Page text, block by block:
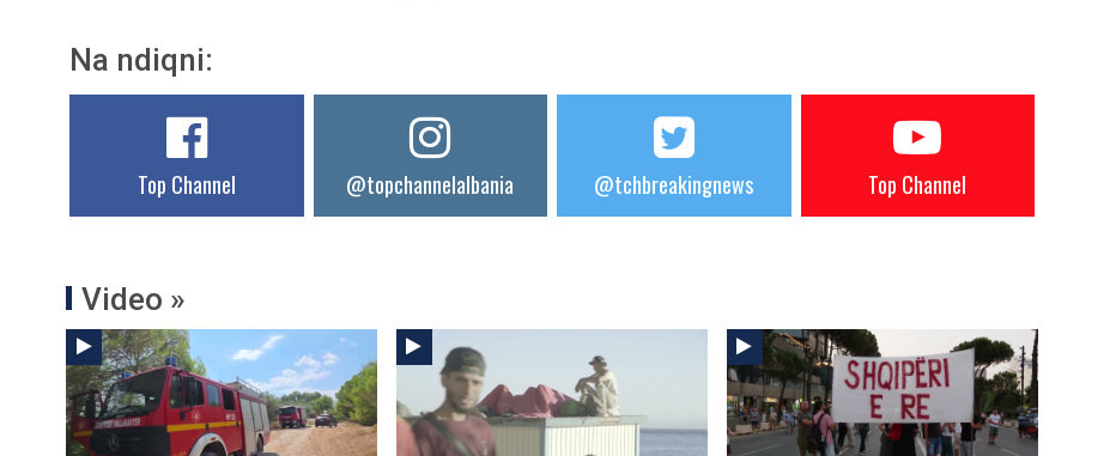
Na ndiqni:
Top Channel @topchannelalbania @tchbreakingnews Top Channel
Video »